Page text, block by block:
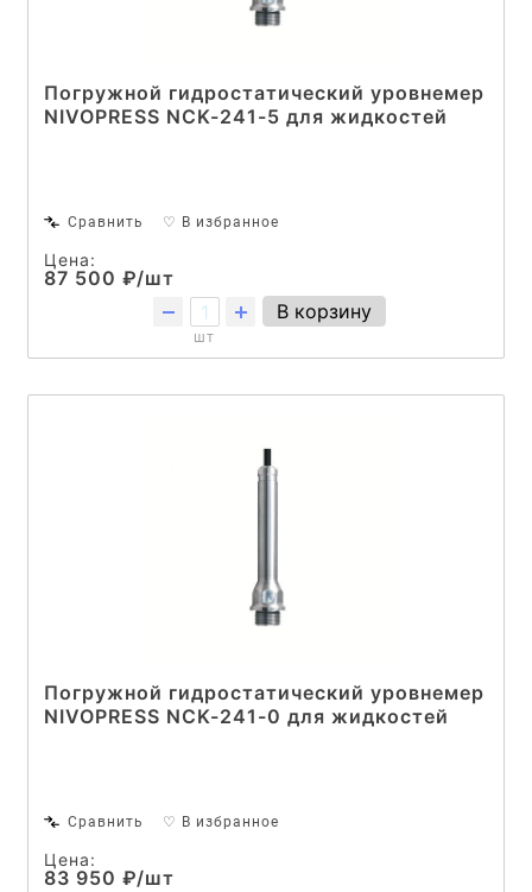
Погружной гидростатический уровнемер
NIVOPRESS NCK-241-5 для жидкостей
Сравнить ♡ В избранное
Цена:
87 500 ₽/шт
шт
В корзину
Погружной гидростатический уровнемер
NIVOPRESS NCK-241-0 для жидкостей
Сравнить ♡ В избранное
Цена:
83 950 ₽/шт